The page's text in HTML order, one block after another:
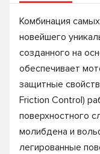
Комбинация
новейшего
созданного на
обеспечивает
защитные
Friction Control)
поверхностного
молибдена и
легированные